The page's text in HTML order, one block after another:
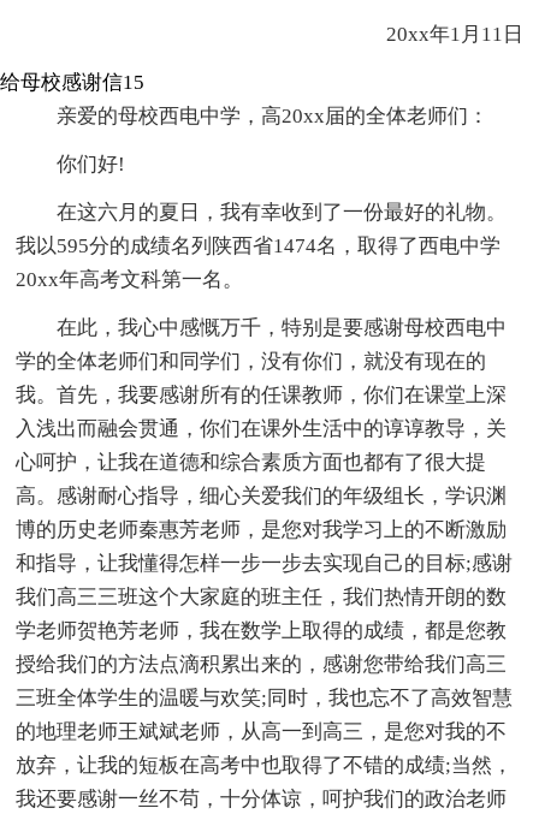
20xx年1月11日
给母校感谢信15
亲爱的母校西电中学，高20xx届的全体老师们：
你们好!
在这六月的夏日，我有幸收到了一份最好的礼物。
我以595分的成绩名列陕西省1474名，取得了西电中学
20xx年高考文科第一名。
在此，我心中感慨万千，特别是要感谢母校西电中
学的全体老师们和同学们，没有你们，就没有现在的
我。首先，我要感谢所有的任课教师，你们在课堂上深
入浅出而融会贯通，你们在课外生活中的谆谆教导，关
心呵护，让我在道德和综合素质方面也都有了很大提
高。感谢耐心指导，细心关爱我们的年级组长，学识渊
博的历史老师秦惠芳老师，是您对我学习上的不断激励
和指导，让我懂得怎样一步一步去实现自己的目标;感谢
我们高三三班这个大家庭的班主任，我们热情开朗的数
学老师贺艳芳老师，我在数学上取得的成绩，都是您教
授给我们的方法点滴积累出来的，感谢您带给我们高三
三班全体学生的温暖与欢笑;同时，我也忘不了高效智慧
的地理老师王斌斌老师，从高一到高三，是您对我的不
放弃，让我的短板在高考中也取得了不错的成绩;当然，
我还要感谢一丝不苟，十分体谅，呵护我们的政治老师